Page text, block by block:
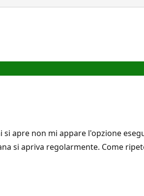
apre non mi appare l'opzione
si apriva regolarmente. Come